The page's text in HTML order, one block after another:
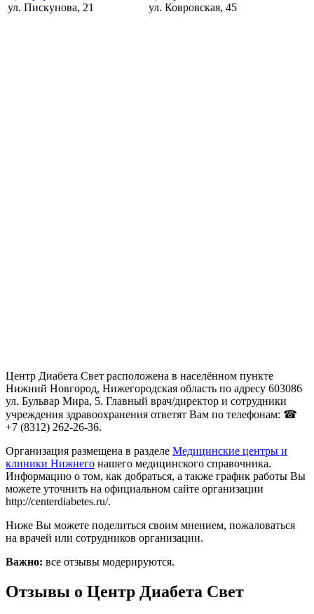
ул. Пискунова, 21
ул. Ковровская, 45
Центр Диабета Свет расположена в населённом пункте
Нижний Новгород, Нижегородская область по адресу 603086
ул. Бульвар Мира, 5. Главный врач/директор и сотрудники
учреждения здравоохранения ответят Вам по телефонам: ☎
+7 (8312) 262-26-36.
Организация размещена в разделе Медицинские центры и
клиники Нижнего нашего медицинского справочника.
Информацию о том, как добраться, а также график работы Вы
можете уточнить на официальном сайте организации
http://centerdiabetes.ru/.
Ниже Вы можете поделиться своим мнением, пожаловаться
на врачей или сотрудников организации.
Важно: все отзывы модерируются.
Отзывы о Центр Диабета Свет